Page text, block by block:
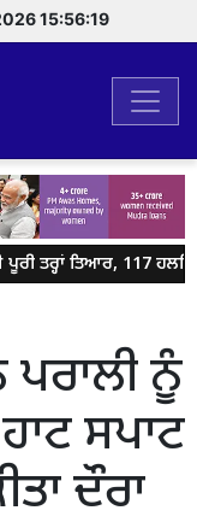
15:56:19
ਤਰ੍ਹਾਂ ਤਿਆਰ, 117
ਪਰਾਲੀ ਨੂੰ
ਸਪਾਟ
ਦੌਰਾ